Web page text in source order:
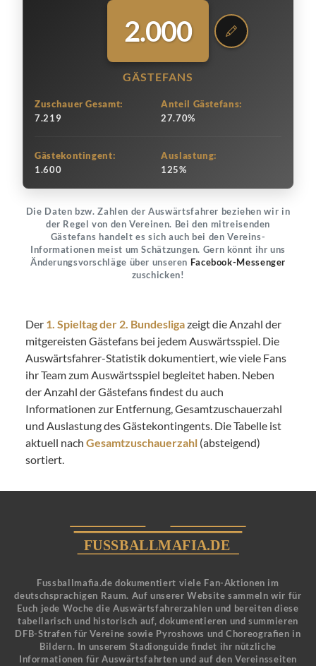
2.000
GÄSTEFANS
Zuschauer Gesamt:
7.219
Anteil Gästefans:
27.70%
Gästekontingent:
1.600
Auslastung:
125%
Die Daten bzw. Zahlen der Auswärtsfahrer beziehen wir in
der Regel von den Vereinen. Bei den mitreisenden
Gästefans handelt es sich auch bei den Vereins-
Informationen meist um Schätzungen. Gern könnt ihr uns
Änderungsvorschläge über unseren Facebook-Messenger
zuschicken!
Der 1. Spieltag der 2. Bundesligazeigt die Anzahl der
mitgereisten Gästefans bei jedem Auswärtsspiel. Die
Auswärtsfahrer-Statistik dokumentiert, wie viele Fans
ihr Team zum Auswärtsspiel begleitet haben. Neben
der Anzahl der Gästefans findest du auch
Informationen zur Entfernung, Gesamtzuschauerzahl
und Auslastung des Gästekontingents. Die Tabelle ist
aktuell nach Gesamtzuschauerzahl (absteigend)
sortiert.
Fussballmafia.de dokumentiert viele Fan-Aktionen im
deutschsprachigen Raum. Auf unserer Website sammeln wir für
Euch jede Woche die Auswärtsfahrerzahlen und bereiten diese
tabellarisch und historisch auf, dokumentieren und summieren
DFB-Strafen für Vereine sowie Pyroshows und Choreografien in
Bildern. In unserem Stadionguide findet ihr nützliche
Informationen für Auswärtsfahrten und auf den Vereinsseiten